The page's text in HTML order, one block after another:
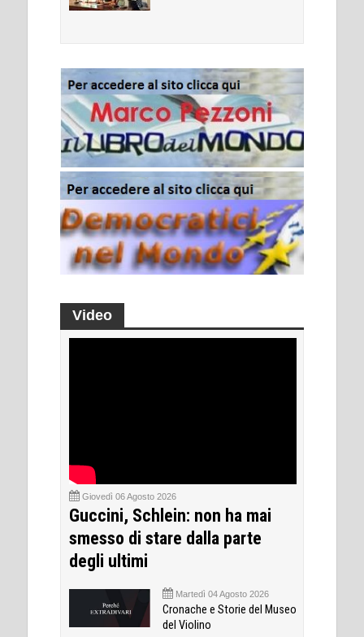
Video
Giovedì 06 Agosto 2026
Guccini, Schlein: non ha mai
smesso di stare dalla parte
degli ultimi
Martedì 04 Agosto 2026
Cronache e Storie del Museo
del Violino